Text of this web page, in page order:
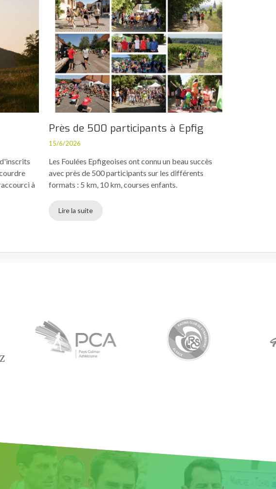
à
Près de 500 participants à Epfig
15/6/2026
Les Foulées Epfigeoises ont connu un beau succès
avec près de 500 participants sur les différents
formats : 5 km, 10 km, courses enfants.
Lire la suite